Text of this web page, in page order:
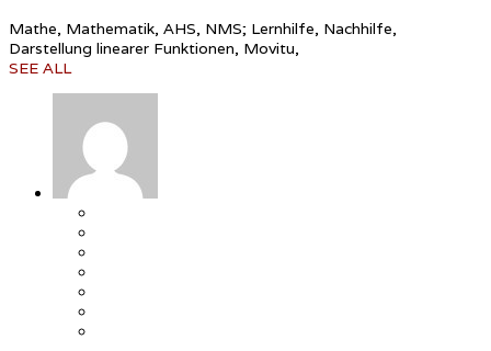
Mathe, Mathematik, AHS, NMS; Lernhilfe, Nachhilfe,
Darstellung linearer Funktionen, Movitu,
SEE ALL